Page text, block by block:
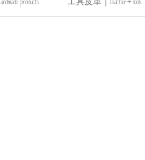
products 工具皮革｜Leather+Tools